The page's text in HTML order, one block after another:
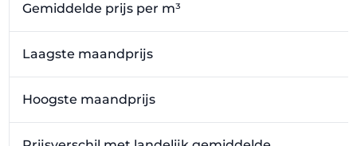
Gemiddelde prijs per m³
Laagste maandprijs
Hoogste maandprijs